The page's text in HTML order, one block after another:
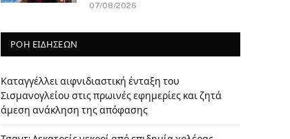
07/08/2026
ΡΟΗ ΕΙΔΗΣΕΩΝ
Καταγγέλλει αιφνιδιαστική ένταξη του
Σισμανογλείου στις πρωινές εφημερίες και ζητά
άμεση ανάκληση της απόφασης